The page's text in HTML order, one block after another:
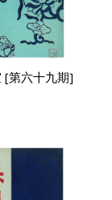
[第六十九期]